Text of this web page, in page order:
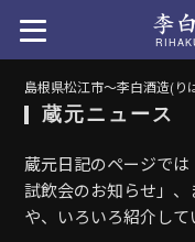
島根県松江市〜李白酒造(り
蔵元ニュース
蔵元日記のページで
試飲会のお知らせ」
や、いろいろ紹介して